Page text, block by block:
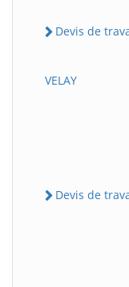
Devis de
VELAY
Devis de